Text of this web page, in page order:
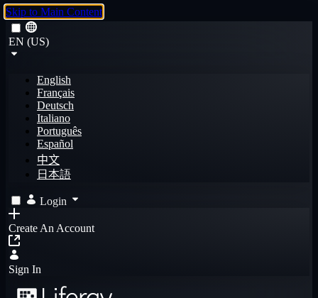
Skip to Main Content
EN (US)
English
Français
Deutsch
Italiano
Português
Español
中文
日本語
Login
Create An Account
Sign In